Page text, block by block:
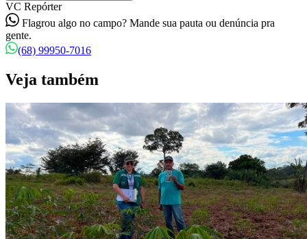
VC Repórter
Flagrou algo no campo? Mande sua pauta ou denúncia pra
gente.
(68) 99950-7016
Veja também